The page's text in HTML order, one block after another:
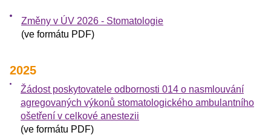
Změny v ÚV 2026 - Stomatologie
(ve formátu PDF)
2025
Žádost poskytovatele odbornosti 014 o nasmlouvání
agregovaných výkonů stomatologického ambulantního
ošetření v celkové anestezii
(ve formátu PDF)